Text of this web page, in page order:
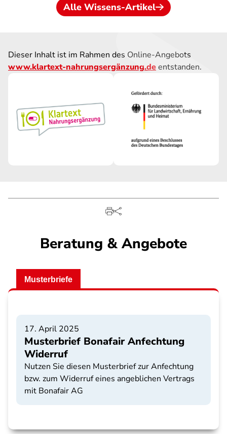
Alle Wissens-Artikel
Dieser Inhalt ist im Rahmen des Online-Angebots
www.klartext-nahrungsergänzung.deentstanden.
Beratung & Angebote
Musterbriefe
17. April 2025
Musterbrief Bonafair Anfechtung
Widerruf
Nutzen Sie diesen Musterbrief zur Anfechtung
bzw. zum Widerruf eines angeblichen Vertrags
mit Bonafair AG